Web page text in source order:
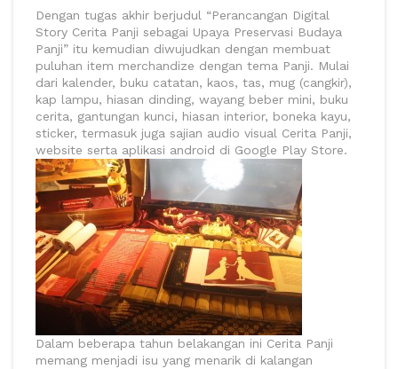
Dengan tugas akhir berjudul “Perancangan Digital
Story Cerita Panji sebagai Upaya Preservasi Budaya
Panji” itu kemudian diwujudkan dengan membuat
puluhan item merchandize dengan tema Panji. Mulai
dari kalender, buku catatan, kaos, tas, mug (cangkir),
kap lampu, hiasan dinding, wayang beber mini, buku
cerita, gantungan kunci, hiasan interior, boneka kayu,
sticker, termasuk juga sajian audio visual Cerita Panji,
website serta aplikasi android di Google Play Store.
Dalam beberapa tahun belakangan ini Cerita Panji
memang menjadi isu yang menarik di kalangan